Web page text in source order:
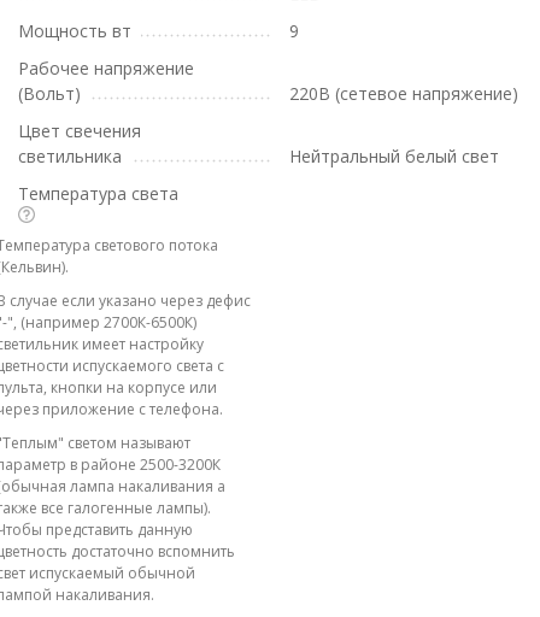
Мощность вт
9
Рабочее напряжение
(Вольт)
220В (сетевое напряжение)
Цвет свечения
светильника
Нейтральный белый свет
Температура света
светового потока
случае если указано через дефис
", (например 2700К-6500К)
имеет настройку
испускаемого света с
кнопки на корпусе или
приложение с телефона.
светом называют
в районе 2500-3200К
лампа накаливания а
все галогенные лампы).
представить данную
достаточно вспомнить
испускаемый обычной
накаливания.